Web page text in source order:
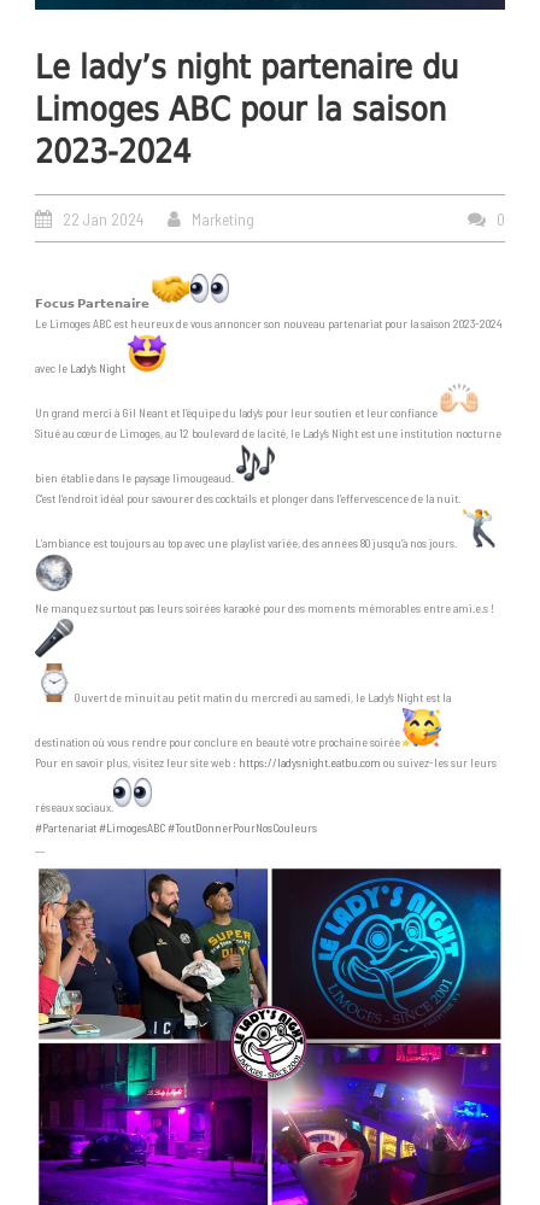
Le lady’s night partenaire du
Limoges ABC pour la saison
2023-2024
22 Jan 2024 Marketing 0
𝗙𝗼𝗰𝘂𝘀 𝗣𝗮𝗿𝘁𝗲𝗻𝗮𝗶𝗿𝗲
Le Limoges ABC est heureux de vous annoncer son nouveau partenariat pour la saison 2023-2024
avec le Lady’s Night
Un grand merci à Gil Neant et l’équipe du lady’s pour leur soutien et leur confiance
Situé au cœur de Limoges, au 12 boulevard de la cité, le Lady’s Night est une institution nocturne
bien établie dans le paysage limougeaud.
C’est l’endroit idéal pour savourer des cocktails et plonger dans l’effervescence de la nuit.
L’ambiance est toujours au top avec une playlist variée, des années 80 jusqu’à nos jours.
Ne manquez surtout pas leurs soirées karaoké pour des moments mémorables entre ami.e.s !
Ouvert de minuit au petit matin du mercredi au samedi, le Lady’s Night est la
destination où vous rendre pour conclure en beauté votre prochaine soirée
Pour en savoir plus, visitez leur site web : https://ladysnight.eatbu.com ou suivez-les sur leurs
réseaux sociaux.
#Partenariat#LimogesABC#ToutDonnerPourNosCouleurs